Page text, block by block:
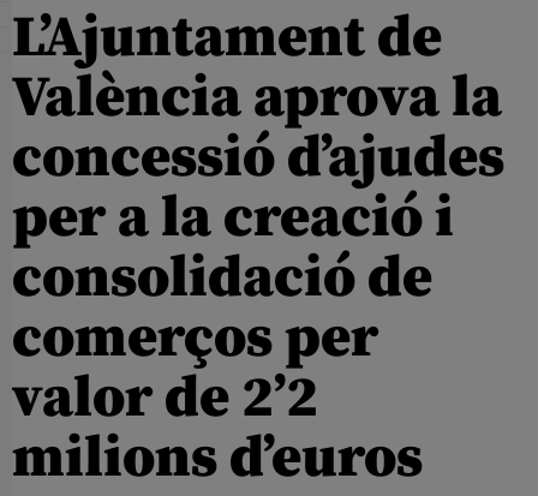
L’Ajuntament de
València aprova la
concessió d’ajudes
per a la creació i
consolidació de
comerços per
valor de 2’2
milions d’euros